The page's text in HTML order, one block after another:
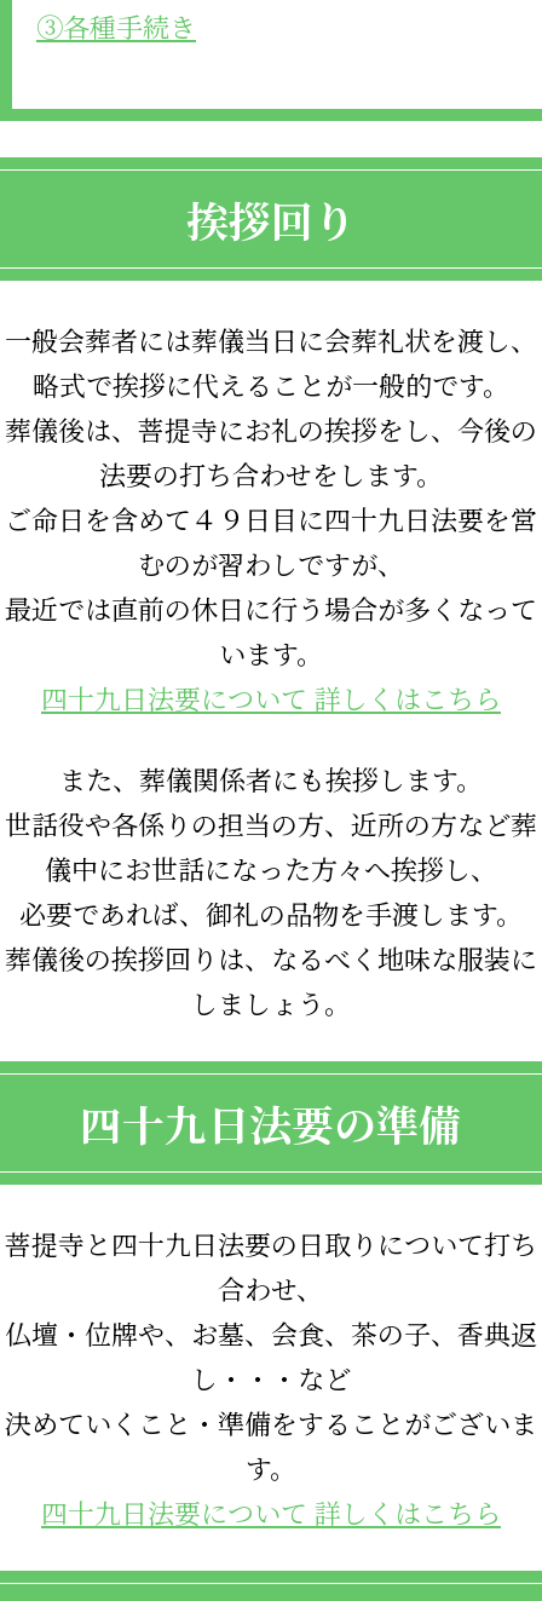
③各種手続き
挨拶回り
一般会葬者には葬儀当日に会葬礼状を渡し、
略式で挨拶に代えることが一般的です。
葬儀後は、菩提寺にお礼の挨拶をし、今後の
法要の打ち合わせをします。
ご命日を含めて４９日目に四十九日法要を営
むのが習わしですが、
最近では直前の休日に行う場合が多くなって
います。
四十九日法要について 詳しくはこちら
また、葬儀関係者にも挨拶します。
世話役や各係りの担当の方、近所の方など葬
儀中にお世話になった方々へ挨拶し、
必要であれば、御礼の品物を手渡します。
葬儀後の挨拶回りは、なるべく地味な服装に
しましょう。
四十九日法要の準備
菩提寺と四十九日法要の日取りについて打ち
合わせ、
仏壇・位牌や、お墓、会食、茶の子、香典返
し・・・など
決めていくこと・準備をすることがございま
す。
四十九日法要について 詳しくはこちら